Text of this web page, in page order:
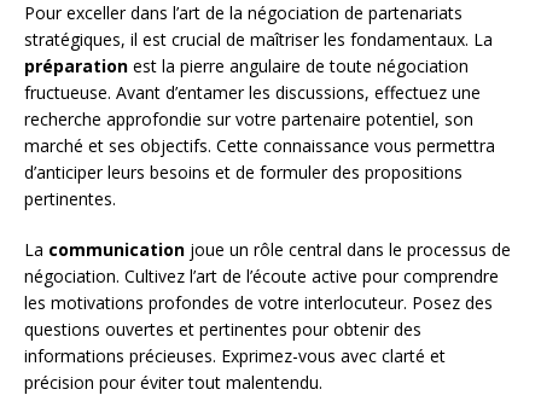
Pour exceller dans l’art de la négociation de partenariats
stratégiques, il est crucial de maîtriser les fondamentaux. La
préparation est la pierre angulaire de toute négociation
fructueuse. Avant d’entamer les discussions, effectuez une
recherche approfondie sur votre partenaire potentiel, son
marché et ses objectifs. Cette connaissance vous permettra
d’anticiper leurs besoins et de formuler des propositions
pertinentes.
La communication joue un rôle central dans le processus de
négociation. Cultivez l’art de l’écoute active pour comprendre
les motivations profondes de votre interlocuteur. Posez des
questions ouvertes et pertinentes pour obtenir des
informations précieuses. Exprimez-vous avec clarté et
précision pour éviter tout malentendu.